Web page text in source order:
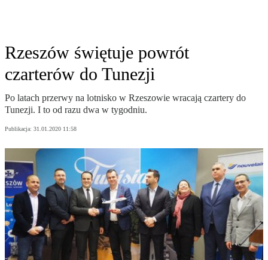
Rzeszów świętuje powrót
czarterów do Tunezji
Po latach przerwy na lotnisko w Rzeszowie wracają czartery do
Tunezji. I to od razu dwa w tygodniu.
Publikacja: 31.01.2020 11:58